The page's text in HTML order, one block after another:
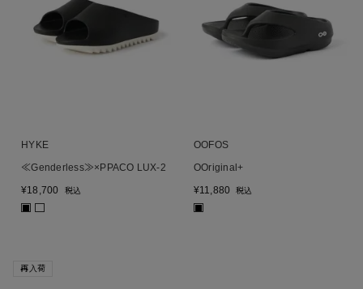
HYKE
≪Genderless≫×PPACO LUX-2
¥18,700 税込
OOFOS
OOriginal+
¥11,880 税込
再入荷